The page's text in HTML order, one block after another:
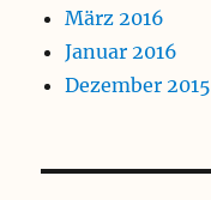
März 2016
Januar 2016
Dezember 2015